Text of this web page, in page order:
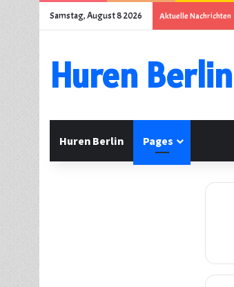
Samstag, August 8 2026 Aktuelle Nachrichten
Huren
Huren Berlin Pages